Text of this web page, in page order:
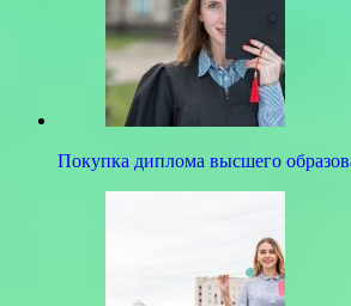
Покупка диплома высшего